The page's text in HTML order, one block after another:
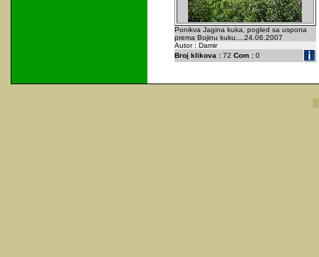
Ponikva Jagina kuka, pogled sa uspona
prema Bojinu kuku....24.06.2007
Autor : Damir
Broj klikova :72 Com :0